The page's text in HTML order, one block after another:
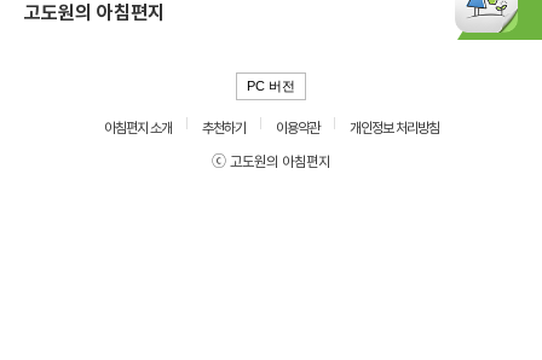
고도원의 아침편지
PC 버전
아침편지 소개 추천하기 이용약관
개인정보 처리방침
ⓒ 고도원의 아침편지